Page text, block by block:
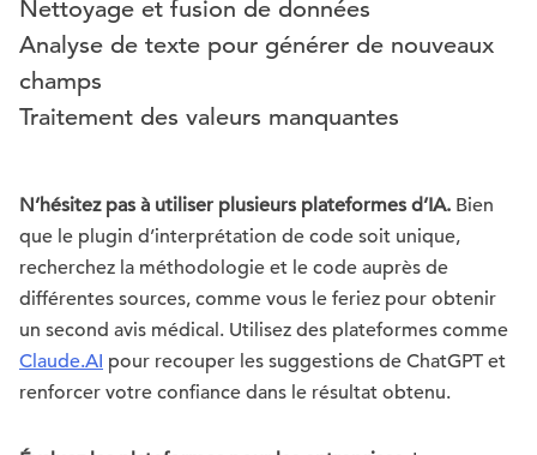
Nettoyage et fusion de données
Analyse de texte pour générer de nouveaux
champs
Traitement des valeurs manquantes
N’hésitez pas à utiliser plusieurs plateformes d’IA. Bien
que le plugin d’interprétation de code soit unique,
recherchez la méthodologie et le code auprès de
différentes sources, comme vous le feriez pour obtenir
un second avis médical. Utilisez des plateformes comme
Claude.AI pour recouper les suggestions de ChatGPT et
renforcer votre confiance dans le résultat obtenu.